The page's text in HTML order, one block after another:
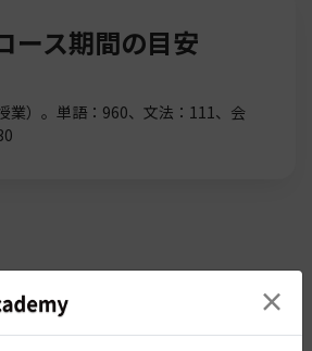
ース期間の目安
業）。単語：960、文法：111、会
リキュラムコース×